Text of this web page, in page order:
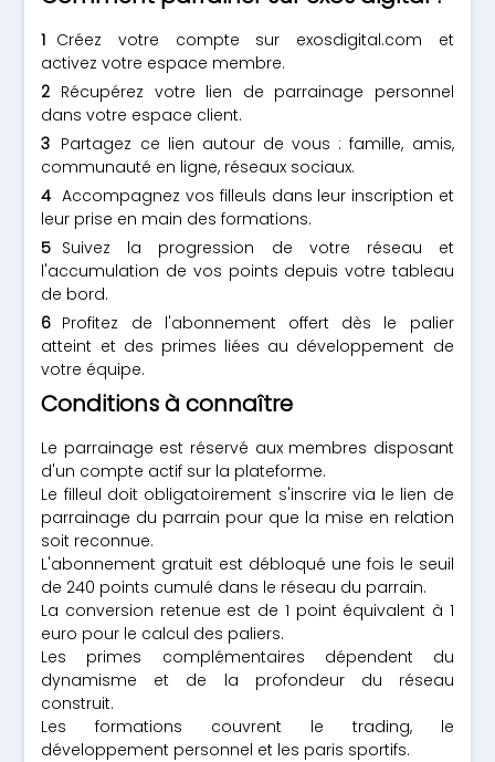
Créez votre compte sur exosdigital.com et
activez votre espace membre.
Récupérez votre lien de parrainage personnel
dans votre espace client.
Partagez ce lien autour de vous : famille, amis,
communauté en ligne, réseaux sociaux.
Accompagnez vos filleuls dans leur inscription et
leur prise en main des formations.
Suivez la progression de votre réseau et
l'accumulation de vos points depuis votre tableau
de bord.
Profitez de l'abonnement offert dès le palier
atteint et des primes liées au développement de
votre équipe.
Conditions à connaître
Le parrainage est réservé aux membres disposant
d'un compte actif sur la plateforme.
Le filleul doit obligatoirement s'inscrire via le lien de
parrainage du parrain pour que la mise en relation
soit reconnue.
L'abonnement gratuit est débloqué une fois le seuil
de 240 points cumulé dans le réseau du parrain.
La conversion retenue est de 1 point équivalent à 1
euro pour le calcul des paliers.
Les primes complémentaires dépendent du
dynamisme et de la profondeur du réseau
construit.
Les formations couvrent le trading, le
développement personnel et les paris sportifs.